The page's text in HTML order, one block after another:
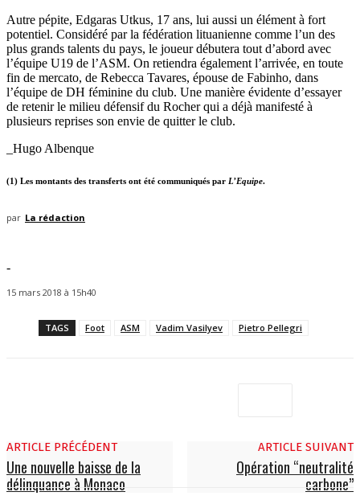
Autre pépite, Edgaras Utkus, 17 ans, lui aussi un élément à fort
potentiel. Considéré par la fédération lituanienne comme l’un des
plus grands talents du pays, le joueur débutera tout d’abord avec
l’équipe U19 de l’ASM. On retiendra également l’arrivée, en toute
fin de mercato, de Rebecca Tavares, épouse de Fabinho, dans
l’équipe de DH féminine du club. Une manière évidente d’essayer
de retenir le milieu défensif du Rocher qui a déjà manifesté à
plusieurs reprises son envie de quitter le club.
_Hugo Albenque
(1) Les montants des transferts ont été communiqués par L’Equipe.
par La rédaction
-
15 mars 2018 à 15h40
TAGS Foot ASM Vadim Vasilyev Pietro Pellegri
ARTICLE PRÉCÉDENT
Une nouvelle baisse de la
délinquance à Monaco
ARTICLE SUIVANT
Opération “neutralité
carbone”